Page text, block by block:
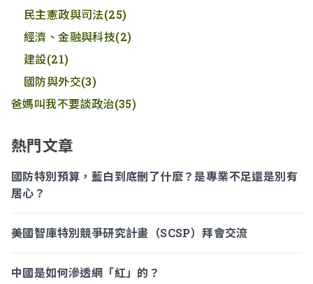
民主憲政與司法(25)
經濟、金融與科技(2)
建設(21)
國防與外交(3)
爸媽叫我不要談政治(35)
熱門文章
國防特別預算，藍白到底刪了什麼？是專業不足還是別有
居心？
美國智庫特別競爭研究計畫（SCSP）拜會交流
中國是如何滲透網「紅」的？